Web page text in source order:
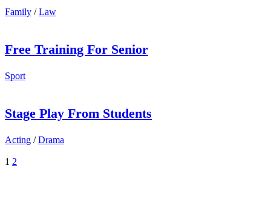
Family / Law
Free Training For Senior
Sport
Stage Play From Students
Acting / Drama
1 2